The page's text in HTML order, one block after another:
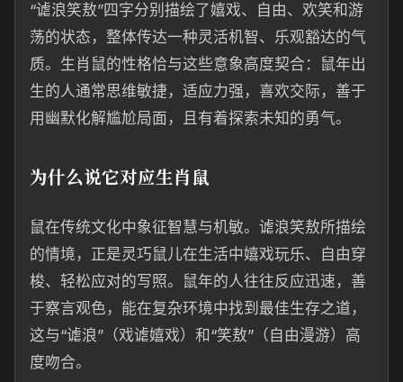
“谑浪笑敖”四字分别描绘了嬉戏、自由、欢笑和游
荡的状态，整体传达一种灵活机智、乐观豁达的气
质。生肖鼠的性格恰与这些意象高度契合：鼠年出
生的人通常思维敏捷，适应力强，喜欢交际，善于
用幽默化解尴尬局面，且有着探索未知的勇气。
为什么说它对应生肖鼠
鼠在传统文化中象征智慧与机敏。谑浪笑敖所描绘
的情境，正是灵巧鼠儿在生活中嬉戏玩乐、自由穿
梭、轻松应对的写照。鼠年的人往往反应迅速，善
于察言观色，能在复杂环境中找到最佳生存之道，
这与“谑浪”（戏谑嬉戏）和“笑敖”（自由漫游）高
度吻合。